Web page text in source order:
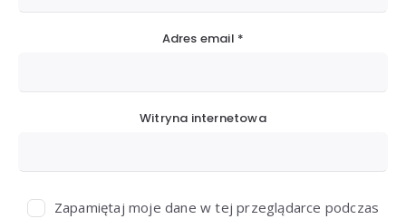
Adres email *
Witryna internetowa
Zapamiętaj moje dane w tej przeglądarce podczas